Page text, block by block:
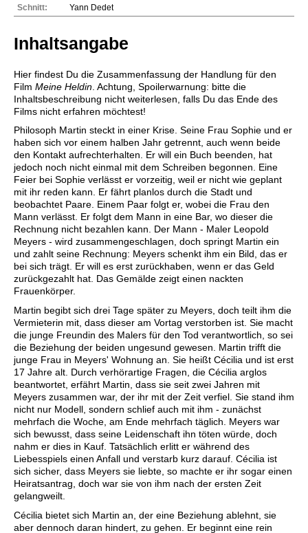
Schnitt:
Yann Dedet
Inhaltsangabe
Hier findest Du die Zusammenfassung der Handlung für den
Film Meine Heldin . Achtung, Spoilerwarnung: bitte die
Inhaltsbeschreibung nicht weiterlesen, falls Du das Ende des
Films nicht erfahren möchtest!
Philosoph Martin steckt in einer Krise. Seine Frau Sophie und er
haben sich vor einem halben Jahr getrennt, auch wenn beide
den Kontakt aufrechterhalten. Er will ein Buch beenden, hat
jedoch noch nicht einmal mit dem Schreiben begonnen. Eine
Feier bei Sophie verlässt er vorzeitig, weil er nicht wie geplant
mit ihr reden kann. Er fährt planlos durch die Stadt und
beobachtet Paare. Einem Paar folgt er, wobei die Frau den
Mann verlässt. Er folgt dem Mann in eine Bar, wo dieser die
Rechnung nicht bezahlen kann. Der Mann - Maler Leopold
Meyers - wird zusammengeschlagen, doch springt Martin ein
und zahlt seine Rechnung: Meyers schenkt ihm ein Bild, das er
bei sich trägt. Er will es erst zurückhaben, wenn er das Geld
zurückgezahlt hat. Das Gemälde zeigt einen nackten
Frauenkörper.
Martin begibt sich drei Tage später zu Meyers, doch teilt ihm die
Vermieterin mit, dass dieser am Vortag verstorben ist. Sie macht
die junge Freundin des Malers für den Tod verantwortlich, so sei
die Beziehung der beiden ungesund gewesen. Martin trifft die
junge Frau in Meyers' Wohnung an. Sie heißt Cécilia und ist erst
17 Jahre alt. Durch verhörartige Fragen, die Cécilia arglos
beantwortet, erfährt Martin, dass sie seit zwei Jahren mit
Meyers zusammen war, der ihr mit der Zeit verfiel. Sie stand ihm
nicht nur Modell, sondern schlief auch mit ihm - zunächst
mehrfach die Woche, am Ende mehrfach täglich. Meyers war
sich bewusst, dass seine Leidenschaft ihn töten würde, doch
nahm er dies in Kauf. Tatsächlich erlitt er während des
Liebesspiels einen Anfall und verstarb kurz darauf. Cécilia ist
sich sicher, dass Meyers sie liebte, so machte er ihr sogar einen
Heiratsantrag, doch war sie von ihm nach der ersten Zeit
gelangweilt.
Cécilia bietet sich Martin an, der eine Beziehung ablehnt, sie
aber dennoch daran hindert, zu gehen. Er beginnt eine rein